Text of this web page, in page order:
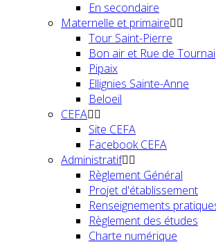
En secondaire
Maternelle et primaire
Tour Saint-Pierre
Bon air et Rue de Tournai
Pipaix
Ellignies Sainte-Anne
Beloeil
CEFA
Site CEFA
Facebook CEFA
Administratif
Règlement Général
Projet d'établissement
Renseignements
Règlement des études
Charte numérique